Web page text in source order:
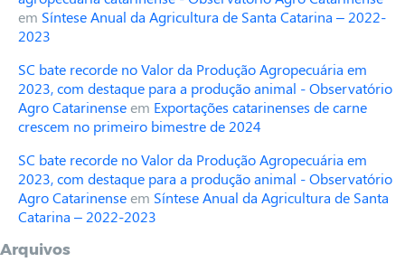
em Síntese Anual da Agricultura de Santa Catarina – 2022-
2023
SC bate recorde no Valor da Produção Agropecuária em
2023, com destaque para a produção animal - Observatório
Agro Catarinenseem Exportações catarinenses de carne
crescem no primeiro bimestre de 2024
SC bate recorde no Valor da Produção Agropecuária em
2023, com destaque para a produção animal - Observatório
Agro Catarinenseem Síntese Anual da Agricultura de Santa
Catarina – 2022-2023
Arquivos